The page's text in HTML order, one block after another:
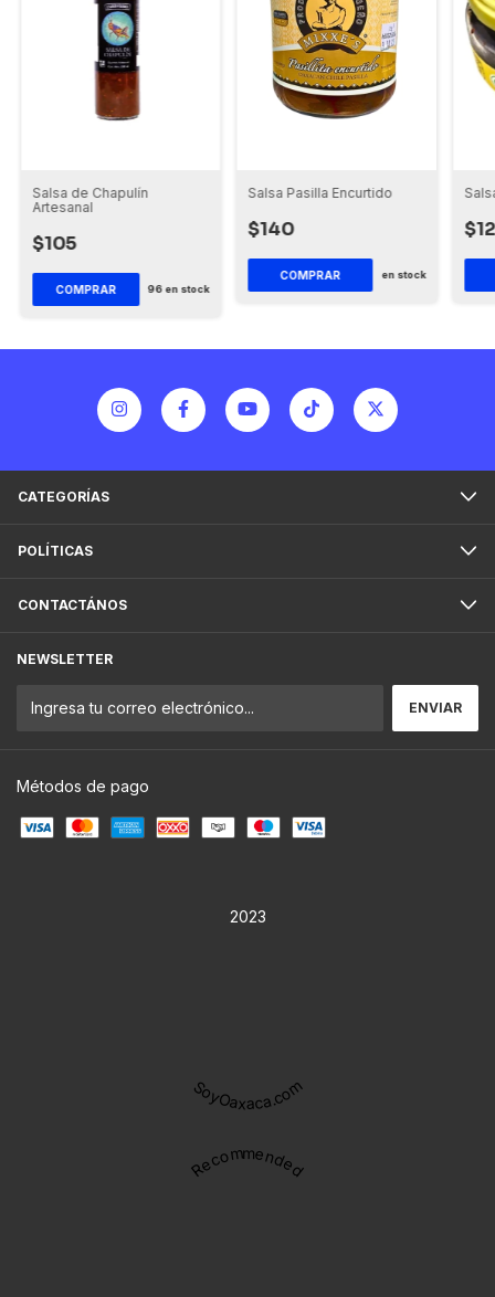
Salsa de Chapulín
Artesanal
$105
COMPRAR 96en stock
Salsa Pasilla Encurtido
$140
en stock
CATEGORÍAS
POLÍTICAS
CONTACTÁNOS
NEWSLETTER
Métodos de pago
2023
SoyOaxaca.com
Recommended